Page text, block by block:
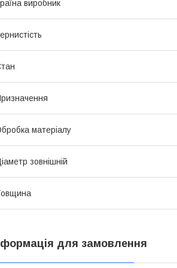
виробник
матеріалу
зовнішній
для замовлення